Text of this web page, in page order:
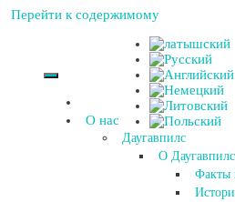
Перейти к содержимому
О нас
Даугавпилс
О
Факты